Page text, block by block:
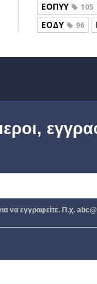
ΕΟΠΥΥ 105
ΕΟΔΥ 96
να εγγραφείτε. Π.χ.